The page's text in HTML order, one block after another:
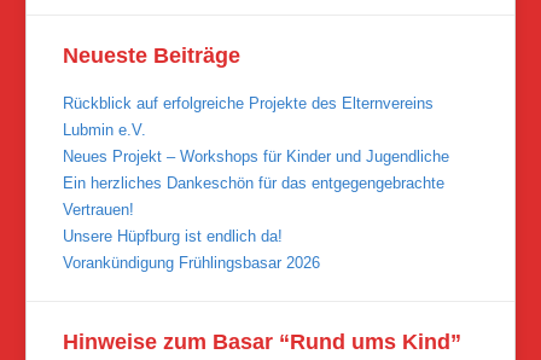
Neueste Beiträge
Rückblick auf erfolgreiche Projekte des Elternvereins
Lubmin e.V.
Neues Projekt – Workshops für Kinder und Jugendliche
Ein herzliches Dankeschön für das entgegengebrachte
Vertrauen!
Unsere Hüpfburg ist endlich da!
Vorankündigung Frühlingsbasar 2026
Hinweise zum Basar “Rund ums Kind”